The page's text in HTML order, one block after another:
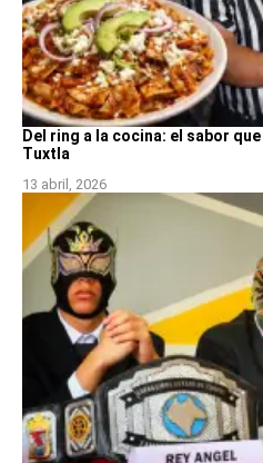
Del ring a la cocina: el sabor
Tuxtla
13 abril, 2026